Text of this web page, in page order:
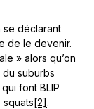
se déclarant
de le devenir.
» alors qu’on
suburbs
font BLIP
squats[2] .